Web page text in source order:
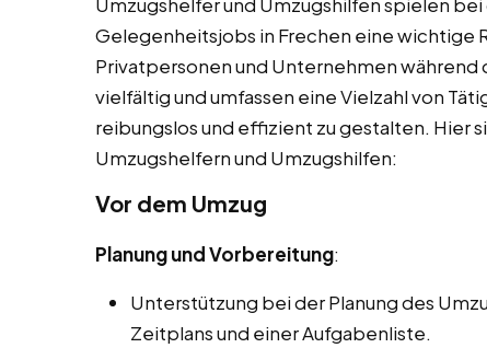
Umzugshelfer und Umzugshilfen spielen
Gelegenheitsjobs in Frechen eine wichtige
Privatpersonen und Unternehmen während
vielfältig und umfassen eine Vielzahl von
reibungslos und effizient zu gestalten. Hier
Umzugshelfern und Umzugshilfen:
Vor dem Umzug
Planung und Vorbereitung:
Unterstützung bei der Planung des
Zeitplans und einer Aufgabenliste.